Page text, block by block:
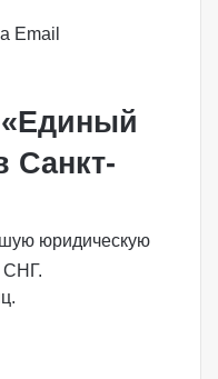
Email
Санкт-
юридическую
СНГ.